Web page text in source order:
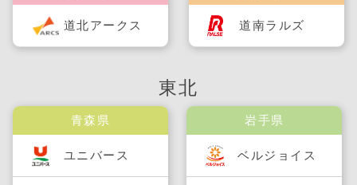
道南ラルズ
道北アークス
東北
青森県
ユニバース
岩手県
ベルジョイス